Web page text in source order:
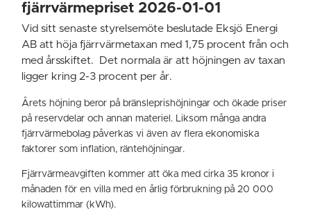
fjärrvärmepriset 2026-01-01
Vid sitt senaste styrelsemöte beslutade Eksjö Energi
AB att höja fjärrvärmetaxan med 1,75 procent från och
med årsskiftet. Det normala är att höjningen av taxan
ligger kring 2-3 procent per år.
Årets höjning beror på bränsleprishöjningar och ökade priser
på reservdelar och annan materiel. Liksom många andra
fjärrvärmebolag påverkas vi även av flera ekonomiska
faktorer som inflation, räntehöjningar.
Fjärrvärmeavgiften kommer att öka med cirka 35 kronor i
månaden för en villa med en årlig förbrukning på 20 000
kilowattimmar (kWh).